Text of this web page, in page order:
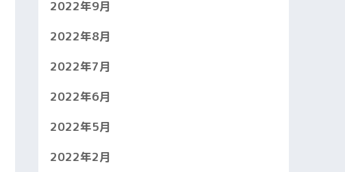
2022年9月
2022年8月
2022年7月
2022年6月
2022年5月
2022年2月